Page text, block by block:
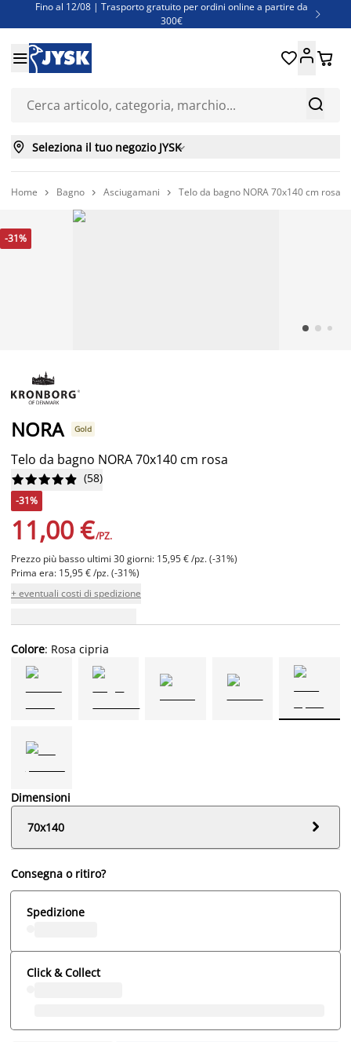
Fino al 12/08 | Trasporto gratuito per ordini online a partire da
300€

Super offerte d'estate | Oltre 1.500 articoli fino al 70%
Finanziamenti - Scegli il piano di rimborso più adatto a te


 
 Seleziona il tuo negozio JYSK
Home  Bagno  Asciugamani  Telo da bagno NORA 70x140 cm rosa
-31%
NORA Gold
Telo da bagno NORA 70x140 cm rosa





 (58)
-31%
11,00 €/PZ.
Prezzo più basso ultimi 30 giorni: 15,95 € /pz. (-31%)
Prima era: 15,95 € /pz. (-31%)
+ eventuali costi di spedizione
Colore: Rosa cipria
Dimensioni
70x140

Consegna o ritiro?
Spedizione
Click & Collect